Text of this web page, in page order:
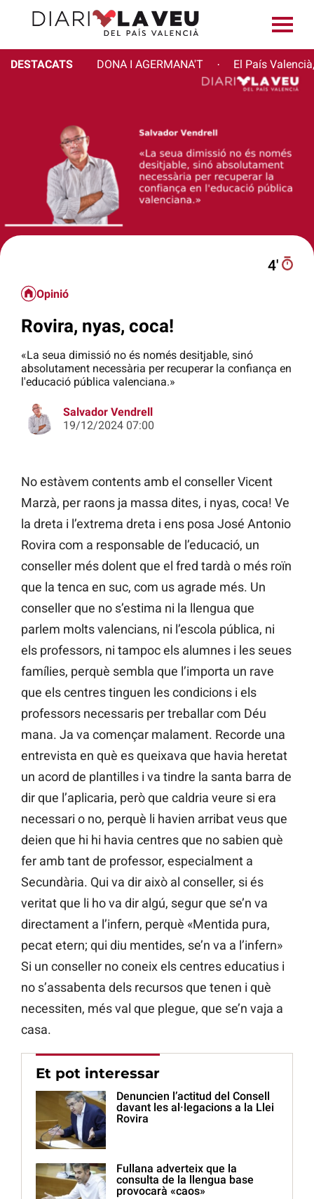
DESTACATS DONA I AGERMANA'T · El País
4′
Opinió
Rovira, nyas, coca!
«La seua dimissió no és només desitjable, sinó
absolutament necessària per recuperar la confiança en
l'educació pública valenciana.»
Salvador Vendrell
19/12/2024 07:00
No estàvem contents amb el conseller Vicent
Marzà, per raons ja massa dites, i nyas, coca! Ve
la dreta i l’extrema dreta i ens posa José Antonio
Rovira com a responsable de l’educació, un
conseller més dolent que el fred tardà o més roïn
que la tenca en suc, com us agrade més. Un
conseller que no s’estima ni la llengua que
parlem molts valencians, ni l’escola pública, ni
els professors, ni tampoc els alumnes i les seues
famílies, perquè sembla que l’importa un rave
que els centres tinguen les condicions i els
professors necessaris per treballar com Déu
mana. Ja va començar malament. Recorde una
entrevista en què es queixava que havia heretat
un acord de plantilles i va tindre la santa barra de
dir que l’aplicaria, però que caldria veure si era
necessari o no, perquè li havien arribat veus que
deien que hi hi havia centres que no sabien què
fer amb tant de professor, especialment a
Secundària. Qui va dir això al conseller, si és
veritat que li ho va dir algú, segur que se’n va
directament a l’infern, perquè «Mentida pura,
pecat etern; qui diu mentides, se’n va a l’infern»
Si un conseller no coneix els centres educatius i
no s’assabenta dels recursos que tenen i què
necessiten, més val que plegue, que se’n vaja a
casa.
Et pot interessar
Denuncien l’actitud del Consell
davant les al·legacions a la Llei
Rovira
Fullana adverteix que la
consulta de la llengua base
provocarà «caos»